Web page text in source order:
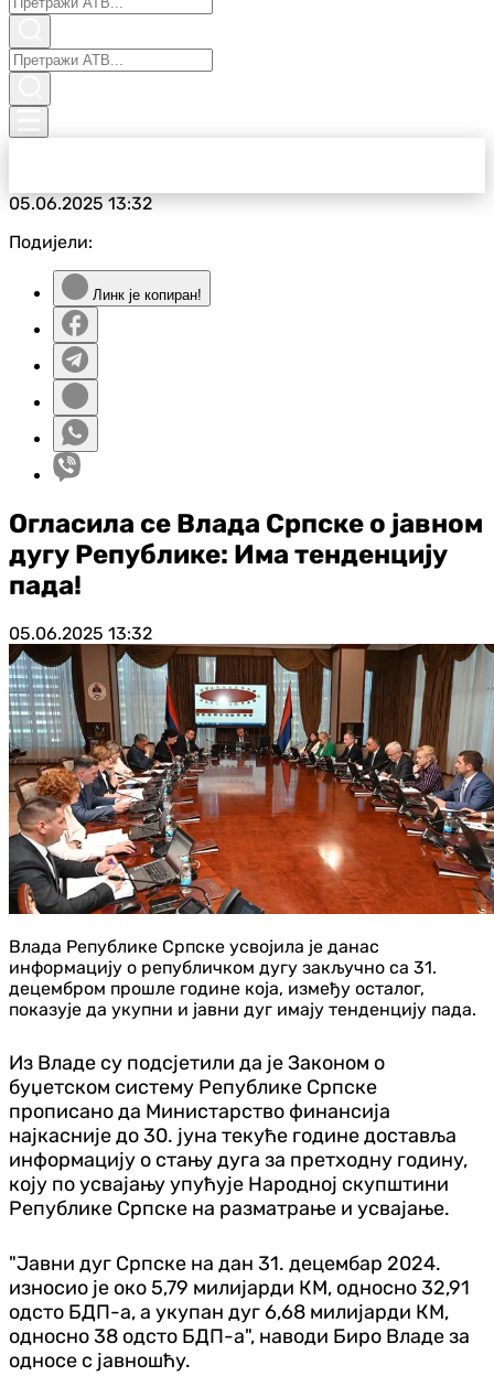
05.06.202513:32
Подијели:
Линк је копиран!
Огласила се Влада Српске о јавном
дугу Републике: Има тенденцију
пада!
05.06.2025 13:32
Влада Републике Српске усвојила је данас
информацију о републичком дугу закључно са 31.
децембром прошле године која, између осталог,
показује да укупни и јавни дуг имају тенденцију пада.
Из Владе су подсјетили да је Законом о
буџетском систему Републике Српске
прописано да Министарство финансија
најкасније до 30. јуна текуће године доставља
информацију о стању дуга за претходну годину,
коју по усвајању упућује Народној скупштини
Републике Српске на разматрање и усвајање.
"Јавни дуг Српске на дан 31. децембар 2024.
износио је око 5,79 милијарди КМ, односно 32,91
одсто БДП-а, а укупан дуг 6,68 милијарди КМ,
односно 38 одсто БДП-а", наводи Биро Владе за
односе с јавношћу.